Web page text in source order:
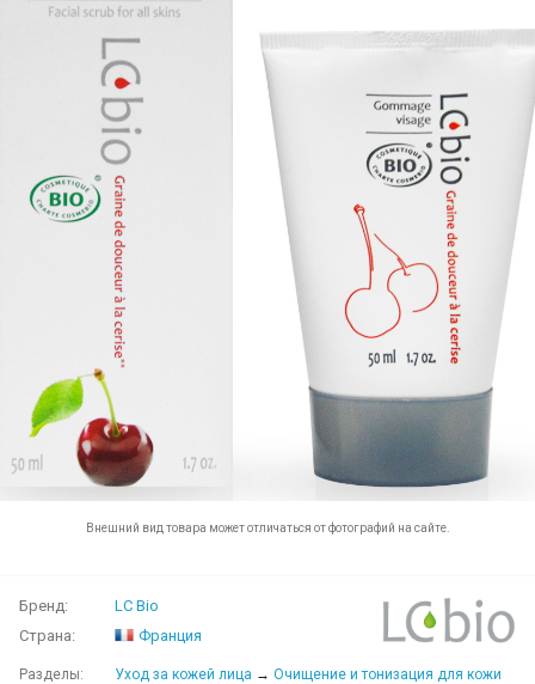
Внешний вид товара может отличаться от фотографий на сайте.
Бренд:
LC Bio
Страна:
Франция
Разделы: Уход за кожей лица → Очищение и тонизация для кожи